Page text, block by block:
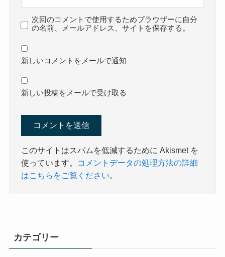
次回のコメントで使用するためブラウザーに自分
の名前、メールアドレス、サイトを保存する。
新しいコメントをメールで通知
新しい投稿をメールで受け取る
このサイトはスパムを低減するために Akismet を
使っています。
コメントデータの処理方法の詳細
はこちらをご覧ください。
カテゴリー